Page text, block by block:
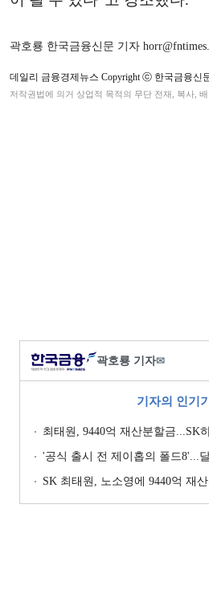
곽호룡 한국금융신문 기자
데일리 금융경제뉴스 Copyright ⓒ 한국금융신
저작권법에 의거 상업적 목적의 무단 전재, 복사, 배
곽호룡 기자✉
기자의 인기
최태원, 9440억 재산분할금...SK
'공식 출시 전 제이홉의 폴드8'...달라진
SK 최태원, 노소영에 9440억 재